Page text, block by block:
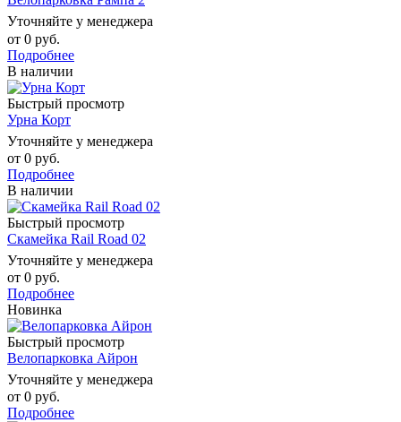
Уточняйте у менеджера
от 0 руб.
Подробнее
В наличии
Быстрый просмотр
Урна Корт
Уточняйте у менеджера
от 0 руб.
Подробнее
В наличии
Быстрый просмотр
Скамейка Rail Road 02
Уточняйте у менеджера
от 0 руб.
Подробнее
Новинка
Быстрый просмотр
Велопарковка Айрон
Уточняйте у менеджера
от 0 руб.
Подробнее